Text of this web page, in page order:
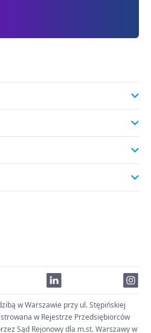
w Warszawie przy ul. Stępińskiej
w Rejestrze Przedsiębiorców
Sąd Rejonowy dla m.st. Warszawy w